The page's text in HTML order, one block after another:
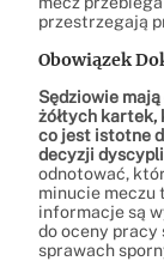
przestrzegają
Obowiązek
Sędziowie
żółtych kartek,
co jest istotne
decyzji
odnotować,
minucie meczu
informacje są
do oceny pracy
sprawach